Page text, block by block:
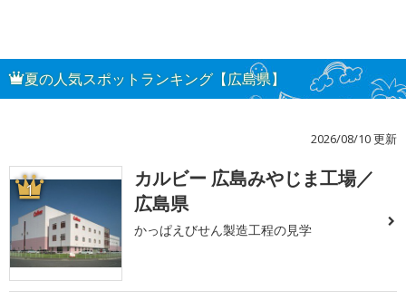
夏の人気スポットランキング【広島県】
2026/08/10 更新
1
カルビー 広島みやじま工場／
広島県
かっぱえびせん製造工程の見学